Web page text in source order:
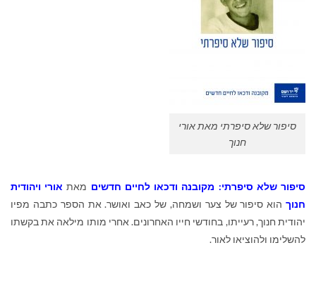
סיפור שלא סיפרתי מאת אורי
חנוך
סיפור שלא סיפרתי: מקובנה ודכאו לחיים חדשים מאת אורי ויהודית
חנוך הוא סיפור של צער ושמחה, של כאב ואושר. את הספר כתבה מפיו
יהודית חנוך, רעייתו, בחודשי חייו האחרונים. אחרי מותו מילאה את בקשתו
להשלימו ולהוציאו לאור.